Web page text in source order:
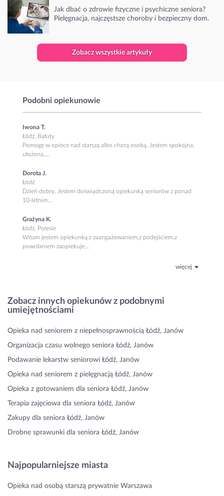
Jak dbać o zdrowie fizyczne i psychiczne seniora?
Pielęgnacja, najczęstsze choroby i bezpieczny dom.
Zobacz wszystkie artykuły
Podobni opiekunowie
Iwona T.
Łódź, Bałuty
Pomogę w opiece nad starszą albo chorą osobą. Jestem spokojna,
ułożona,...
Dorota J.
Łódź
Dzień dobry. Jestem doświadczoną opiekunką seniorów z ponad
10-letnim...
Grażyna K.
Łódź, Polesie
Witam jestem opiekunką z zaangażowaniem,z podejściem,z
powołaniem zaopiekuje...
więcej
Zobacz innych opiekunów z podobnymi
umiejętnościami
Opieka nad seniorem z niepełnosprawnością Łódź, Janów
Organizacja czasu wolnego seniora Łódź, Janów
Podawanie lekarstw seniorowi Łódź, Janów
Opieka nad seniorem z pielęgnacją Łódź, Janów
Opieka z gotowaniem dla seniora Łódź, Janów
Terapia zajęciowa dla seniora Łódź, Janów
Zakupy dla seniora Łódź, Janów
Drobne sprawunki dla seniora Łódź, Janów
Najpopularniejsze miasta
Opieka nad osobą starszą prywatnie Warszawa